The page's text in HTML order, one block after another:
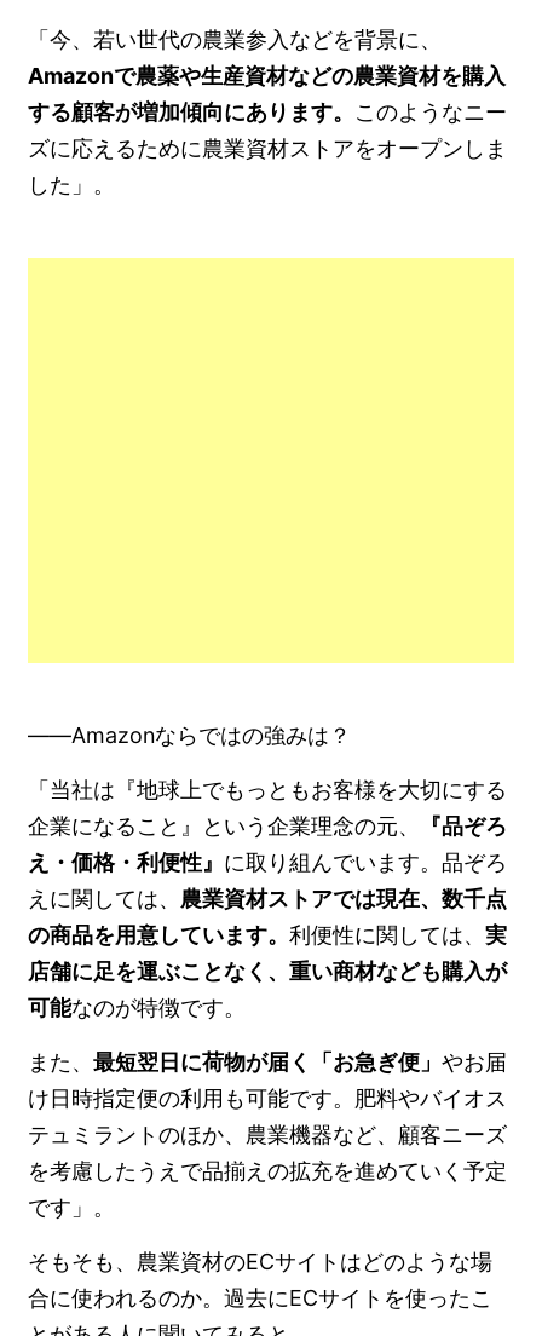
「今、若い世代の農業参入などを背景に、
Amazonで農薬や生産資材などの農業資材を購入
する顧客が増加傾向にあります。 このようなニー
ズに応えるために農業資材ストアをオープンしま
した」。
――Amazonならではの強みは？
「当社は『地球上でもっともお客様を大切にする
企業になること』という企業理念の元、
『品ぞろ
え・価格・利便性』 に取り組んでいます。品ぞろ
えに関しては、 農業資材ストアでは現在、数千点
の商品を用意しています。利便性に関しては、実
店舗に足を運ぶことなく、重い商材なども購入が
可能なのが特徴です。
また、最短翌日に荷物が届く「お急ぎ便」やお届
け日時指定便の利用も可能です。肥料やバイオス
テュミラントのほか、農業機器など、顧客ニーズ
を考慮したうえで品揃えの拡充を進めていく予定
です」。
そもそも、農業資材のECサイトはどのような場
合に使われるのか。過去にECサイトを使ったこ